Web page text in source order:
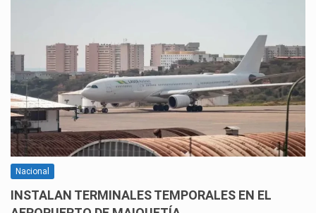
Nacional
INSTALAN TERMINALES TEMPORALES EN EL